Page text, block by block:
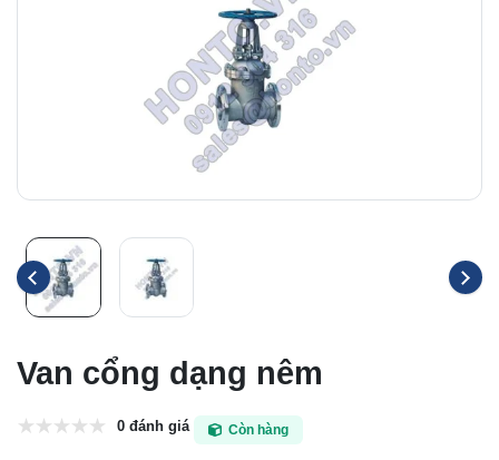
Van cổng dạng nêm
0 đánh giá Còn hàng